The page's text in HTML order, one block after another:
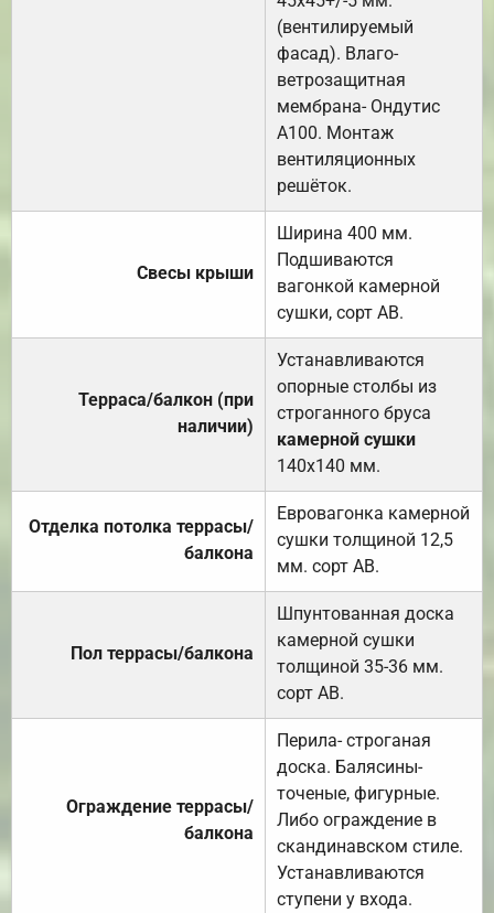
(вентилируемый
фасад). Влаго-
ветрозащитная
мембрана- Ондутис
А100. Монтаж
вентиляционных
решёток.
Свесы крыши
Ширина 400 мм.
Подшиваются
вагонкой камерной
сушки, сорт АВ.
Терраса/балкон (при
наличии)
Устанавливаются
опорные столбы из
строганного бруса
камерной сушки
140х140 мм.
Отделка потолка террасы/
балкона
Евровагонка камерной
сушки толщиной 12,5
мм. сорт АВ.
Пол террасы/балкона
Шпунтованная доска
камерной сушки
толщиной 35-36 мм.
сорт АВ.
Ограждение террасы/
балкона
Перила- строганая
доска. Балясины-
точеные, фигурные.
Либо ограждение в
скандинавском стиле.
Устанавливаются
ступени у входа.